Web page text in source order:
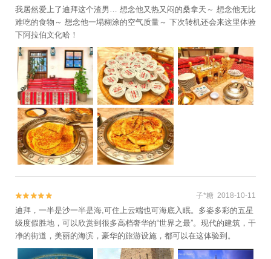
我居然爱上了迪拜这个渣男… 想念他又热又闷的桑拿天～ 想念他无比
难吃的食物～ 想念他一塌糊涂的空气质量～ 下次转机还会来这里体验
下阿拉伯文化哈！

 子*糖 2018-10-11
迪拜，一半是沙一半是海,可住上云端也可海底入眠。多姿多彩的五星
级度假胜地，可以欣赏到很多高档奢华的“世界之最”。现代的建筑，干
净的街道，美丽的海滨，豪华的旅游设施，都可以在这体验到。